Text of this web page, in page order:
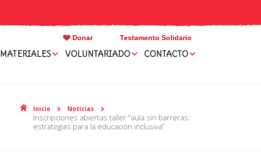
Testamento Solidario
Donar
MATERIALES VOLUNTARIADO CONTACTO
Inicio Noticias
inscripciones abiertas taller “aula sin barreras:
estrategias para la educación inclusiva”